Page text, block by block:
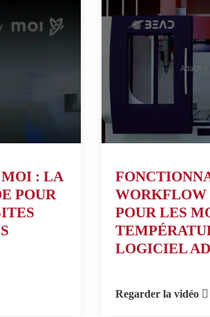
: LA
POUR
WORKFLOW
POUR LES
LOGICIEL
Regarder la vidéo